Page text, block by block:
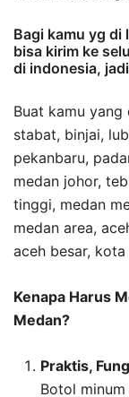
Bagi kamu yg di
bisa kirim ke
di indonesia,
Buat kamu yang
stabat, binjai,
pekanbaru,
medan johor,
tinggi, medan
medan area,
aceh besar,
Kenapa Harus
Medan?
Praktis,
Botol